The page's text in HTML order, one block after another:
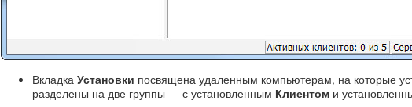
Вкладка Установки посвящена удаленным компьютерам, на которые
разделены на две группы — с установленным Клиентоми